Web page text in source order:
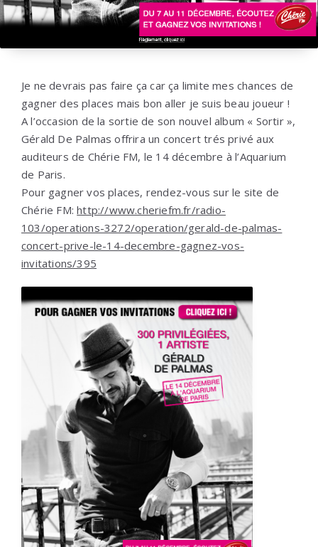
Je ne devrais pas faire ça car ça limite mes chances de
gagner des places mais bon aller je suis beau joueur !
A l’occasion de la sortie de son nouvel album « Sortir »,
Gérald De Palmas offrira un concert trés privé aux
auditeurs de Chérie FM, le 14 décembre à l’Aquarium
de Paris.
Pour gagner vos places, rendez-vous sur le site de
Chérie FM:http://www.cheriefm.fr/radio-
103/operations-3272/operation/gerald-de-palmas-
concert-prive-le-14-decembre-gagnez-vos-
invitations/395